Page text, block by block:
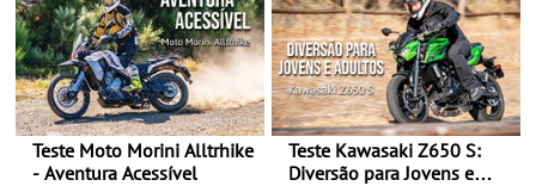
Teste Moto Morini Alltrhike
- Aventura Acessível
Teste Kawasaki Z650 S:
Diversão para Jovens e